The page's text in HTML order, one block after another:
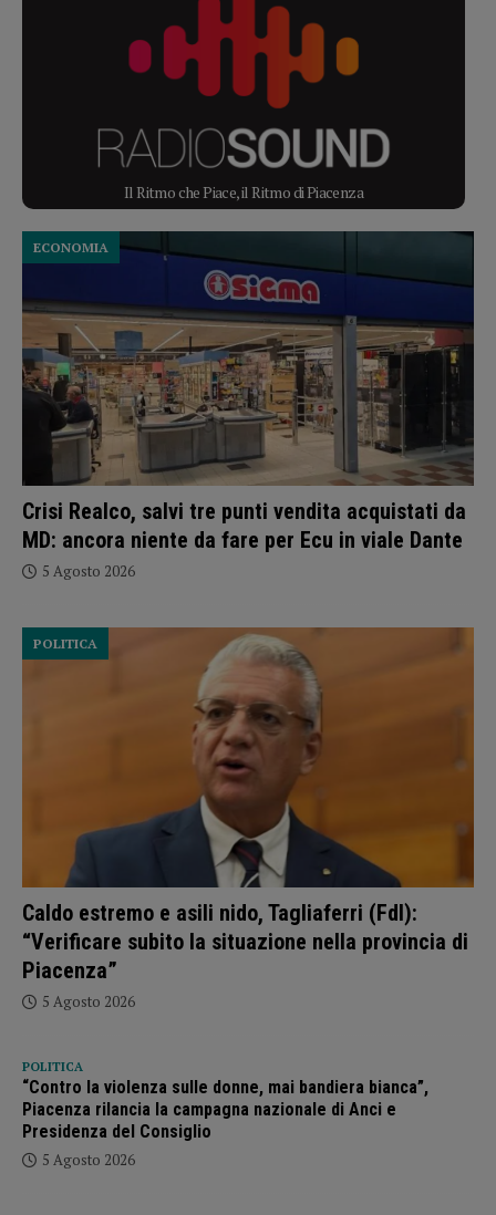
Il Ritmo che Piace, il Ritmo di Piacenza
Crisi Realco, salvi tre punti vendita acquistati da
MD: ancora niente da fare per Ecu in viale Dante
ECONOMIA
5 Agosto 2026
Caldo estremo e asili nido, Tagliaferri (FdI):
“Verificare subito la situazione nella provincia di
Piacenza”
POLITICA
5 Agosto 2026
POLITICA
“Contro la violenza sulle donne, mai bandiera bianca”,
Piacenza rilancia la campagna nazionale di Anci e
Presidenza del Consiglio
5 Agosto 2026